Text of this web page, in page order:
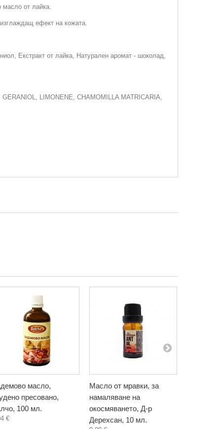
масло от лайка.
ефект на кожата.
Екстракт от лайка, Натурален аромат - шоколад,
LIMONENE, CHAMOMILLA MATRICARIA,
масло,
пресовано,
100 мл.
€
Масло от мравки, за
намаляване на
окосмяването, Д-р
Дерехсан, 10 мл.